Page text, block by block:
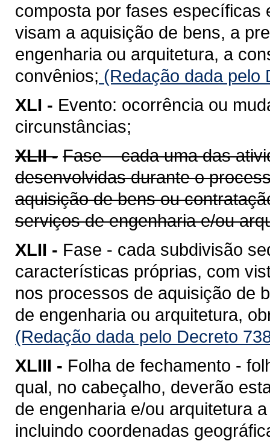
composta por fases específicas
visam a aquisição de bens, a
engenharia ou arquitetura, a
convênios; (Redação dada pelo
XLI - Evento: ocorrência ou
circunstâncias;
XLII - Fase – cada uma das
desenvolvidas durante o
aquisição de bens ou
serviços de engenharia e/ou
XLII - Fase - cada subdivisão
características próprias, com
nos processos de aquisição de
de engenharia ou arquitetura,
(Redação dada pelo Decreto
XLIII - Folha de fechamento -
qual, no cabeçalho, deverão
de engenharia e/ou arquitetura
incluindo coordenadas